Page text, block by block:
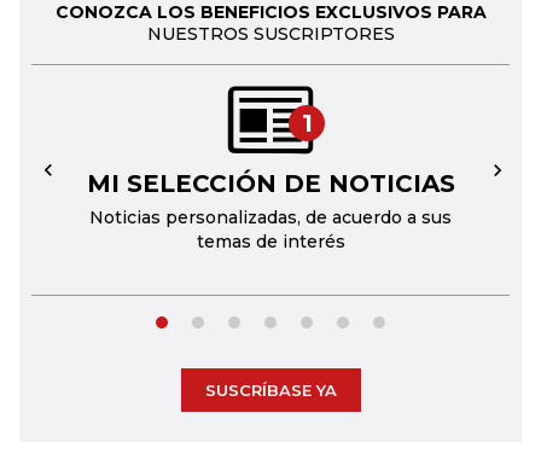
CONOZCA LOS BENEFICIOS EXCLUSIVOS PARA
NUESTROS SUSCRIPTORES
1
MI SELECCIÓN DE NOTICIAS
Noticias personalizadas, de acuerdo a sus
temas de interés
← →
SUSCRÍBASE YA